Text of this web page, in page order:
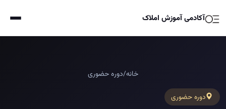
آکادمی آموزش املاک
خانه/دوره حضوری
دوره حضوری